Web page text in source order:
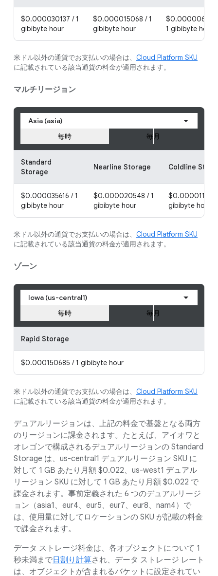
$0.000030137 / 1
gibibyte hour
$0.000015068 / 1
gibibyte hour
1 gibibyte hour
米ドル以外の通貨でお支払いの場合は、 Cloud Platform SKU
に記載されている該当通貨の料金が適用されます。
マルチリージョン
Asia (asia)
毎時
毎月
Standard
Storage
Nearline Storage Coldline
$0.000035616 / 1
gibibyte hour
$0.000020548 / 1
gibibyte hour
$0.000011986
gibibyte hour
米ドル以外の通貨でお支払いの場合は、 Cloud Platform SKU
に記載されている該当通貨の料金が適用されます。
ゾーン
Iowa (us-central1)
毎時
毎月
Rapid Storage
$0.000150685 / 1 gibibyte hour
米ドル以外の通貨でお支払いの場合は、 Cloud Platform SKU
に記載されている該当通貨の料金が適用されます。
デュアルリージョンは、上記の料金で基盤となる両方
のリージョンに課金されます。たとえば、アイオワと
オレゴンで構成されるデュアルリージョンの Standard
Storage は、us-central1 デュアルリージョン SKU に
対して 1 GB あたり月額 $0.022、us-west1 デュアル
リージョン SKU に対して 1 GB あたり月額 $0.022 で
課金されます。事前定義された 6 つのデュアルリージ
ョン（asia1、eur4、eur5、eur7、eur8、nam4）で
は、使用量に対してロケーションの SKU が記載の料金
で課金されます。
データ ストレージ料金は、各オブジェクトについて 1
秒未満まで日割り計算され、データ ストレージ レート
は、オブジェクトが含まれるバケットに設定されてい